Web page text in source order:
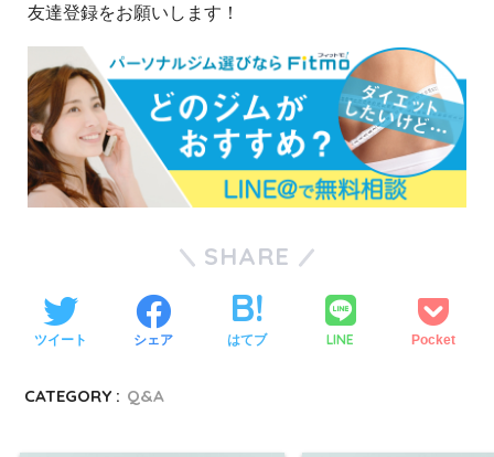
友達登録をお願いします！
SHARE
ツイート シェア はてブ LINE Pocket
CATEGORY : Q&A